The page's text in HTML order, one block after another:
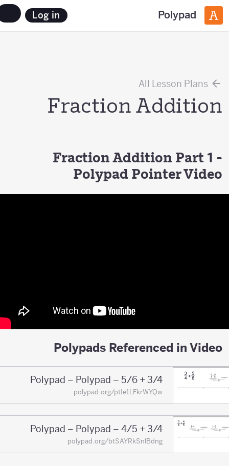
Polypad
Log in
All Lesson Plans
Fraction Addition
Fraction Addition Part 1 -
Polypad Pointer Video
Polypads Referenced in Video
3/4 + 5/6 – Polypad – Polypad
polypad.org/ptIe1LFkrWYQw
3/4 + 4/5 – Polypad – Polypad
polypad.org/btSAYRkSnlBdng